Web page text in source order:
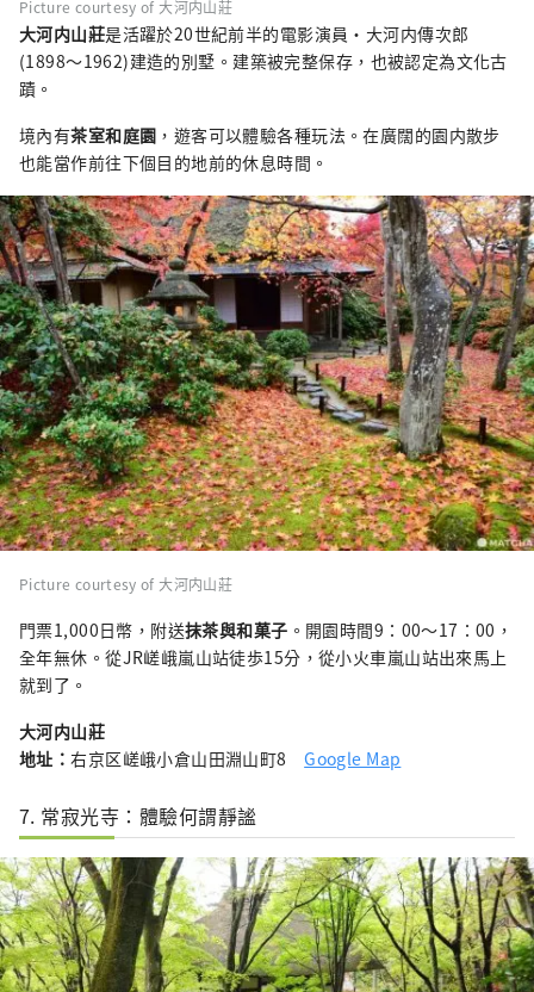
Picture courtesy of 大河内山莊
大河内山莊是活躍於20世紀前半的電影演員・大河内傳次郎
(1898～1962)建造的別墅。建築被完整保存，也被認定為文化古
蹟。
境內有茶室和庭園 ，遊客可以體驗各種玩法。在廣闊的園内散步
也能當作前往下個目的地前的休息時間。
Picture courtesy of 大河内山莊
門票1,000日幣，附送抹茶與和菓子 。開園時間9：00〜17：00，
全年無休。從JR嵯峨嵐山站徒歩15分，從小火車嵐山站出來馬上
就到了。
大河内山莊
地址：右京区嵯峨小倉山田淵山町8Google Map
7. 常寂光寺：體驗何謂靜謐